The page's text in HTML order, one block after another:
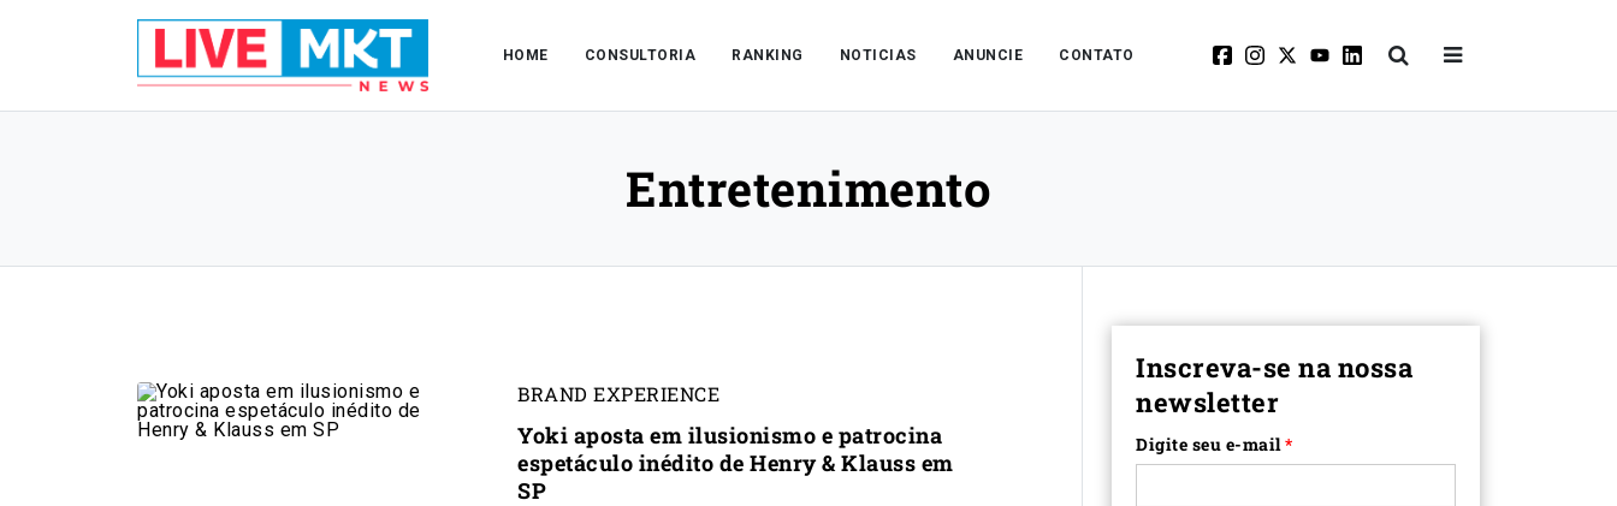
HOME CONSULTORIA RANKING NOTICIAS ANUNCIE CONTATO
Entretenimento
BRAND EXPERIENCE
Yoki aposta em ilusionismo e patrocina
espetáculo inédito de Henry & Klauss em
SP
Inscreva-se na nossa
newsletter
Digite seu e-mail*